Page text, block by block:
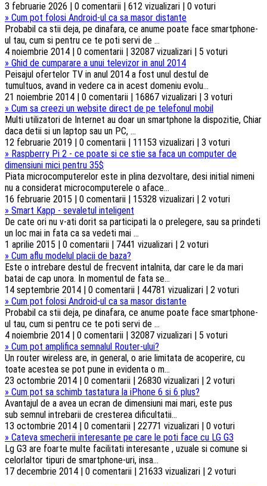
3 februarie 2026 | 0 comentarii | 612 vizualizari | 0 voturi
» Cum pot folosi Android-ul ca sa masor distante
Probabil ca stii deja, pe dinafara, ce anume poate face smartphone-
ul tau, cum si pentru ce te poti servi de ...
4 noiembrie 2014 | 0 comentarii | 32087 vizualizari | 5 voturi
» Ghid de cumparare a unui televizor in anul 2014
Peisajul ofertelor TV in anul 2014 a fost unul destul de
tumultuos, avand in vedere ca in acest domeniu evolu...
21 noiembrie 2014 | 0 comentarii | 16867 vizualizari | 3 voturi
» Cum sa creezi un website direct de pe telefonul mobil
Multi utilizatori de Internet au doar un smartphone la dispozitie, Chiar
daca detii si un laptop sau un PC, ...
12 februarie 2019 | 0 comentarii | 11153 vizualizari | 3 voturi
» Raspberry Pi 2 - ce poate si ce stie sa faca un computer de
dimensiuni mici pentru 35$
Piata microcomputerelor este in plina dezvoltare, desi initial nimeni
nu a considerat microcomputerele o aface...
16 februarie 2015 | 0 comentarii | 15328 vizualizari | 2 voturi
» Smart Kapp - sevaletul inteligent
De cate ori nu v-ati dorit sa participati la o prelegere, sau sa prindeti
un loc mai in fata ca sa vedeti mai ...
1 aprilie 2015 | 0 comentarii | 7441 vizualizari | 2 voturi
» Cum aflu modelul placii de baza?
Este o intrebare destul de frecvent intalnita, dar care le da mari
batai de cap unora. In momentul de fata se...
14 septembrie 2014 | 0 comentarii | 44781 vizualizari | 2 voturi
» Cum pot folosi Android-ul ca sa masor distante
Probabil ca stii deja, pe dinafara, ce anume poate face smartphone-
ul tau, cum si pentru ce te poti servi de ...
4 noiembrie 2014 | 0 comentarii | 32087 vizualizari | 5 voturi
» Cum pot amplifica semnalul Router-ului?
Un router wireless are, in general, o arie limitata de acoperire, cu
toate acestea se pot pune in evidenta o m...
23 octombrie 2014 | 0 comentarii | 26830 vizualizari | 2 voturi
» Cum pot sa schimb tastatura la iPhone 6 si 6 plus?
Avantajul de a avea un ecran de dimensiuni mai mari, este pus
sub semnul intrebarii de cresterea dificultatii...
13 octombrie 2014 | 0 comentarii | 22771 vizualizari | 0 voturi
» Cateva smecherii interesante pe care le poti face cu LG G3
Lg G3 are foarte multe facilitati interesante , uzuale si comune si
celorlaltor tipuri de smartphone-uri, insa...
17 decembrie 2014 | 0 comentarii | 21633 vizualizari | 2 voturi